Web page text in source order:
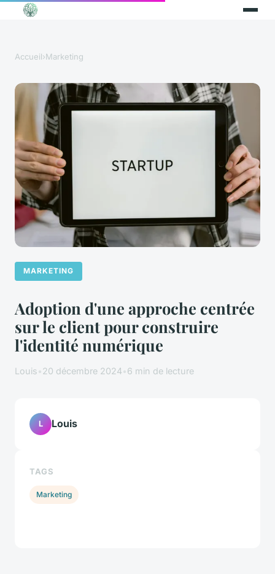
Accueil›Marketing
MARKETING
Adoption d'une approche centrée
sur le client pour construire
l'identité numérique
Louis•20 décembre 2024•6 min de lecture
L Louis
TAGS
Marketing